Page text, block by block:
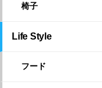
椅子
Life Style
フード